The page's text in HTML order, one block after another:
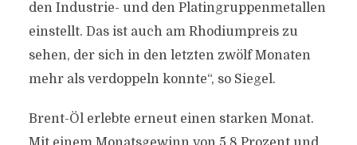
den Industrie- und den Platingruppenmetallen
einstellt. Das ist auch am Rhodiumpreis zu
sehen, der sich in den letzten zwölf Monaten
mehr als verdoppeln konnte“, so Siegel.
Brent-Öl erlebte erneut einen starken Monat.